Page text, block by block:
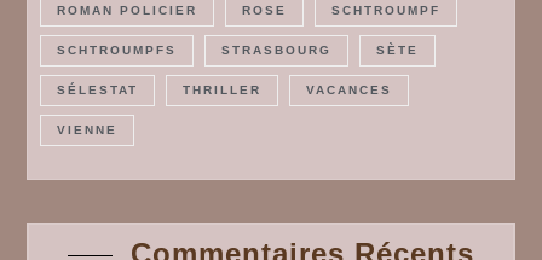
ROMAN POLICIER ROSE SCHTROUMPF
SCHTROUMPFS STRASBOURG SÈTE
SÉLESTAT THRILLER VACANCES
VIENNE